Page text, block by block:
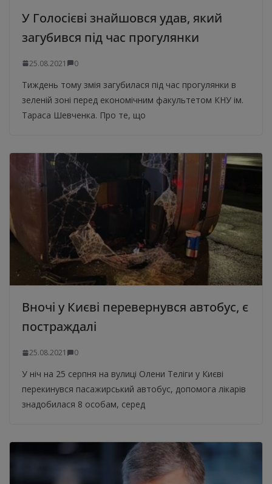
У Голосієві знайшовся удав, який
загубився під час прогулянки
25.08.2021 0
Тиждень тому змія загубилася під час прогулянки в
зеленій зоні перед економічним факультетом КНУ ім.
Тараса Шевченка. Про те, що
Вночі у Києві перевернувся автобус, є
постраждалі
25.08.2021 0
У ніч на 25 серпня на вулиці Олени Теліги у Києві
перекинувся пасажирський автобус, допомога лікарів
знадобилася 8 особам, серед